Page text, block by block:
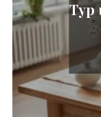
Typ